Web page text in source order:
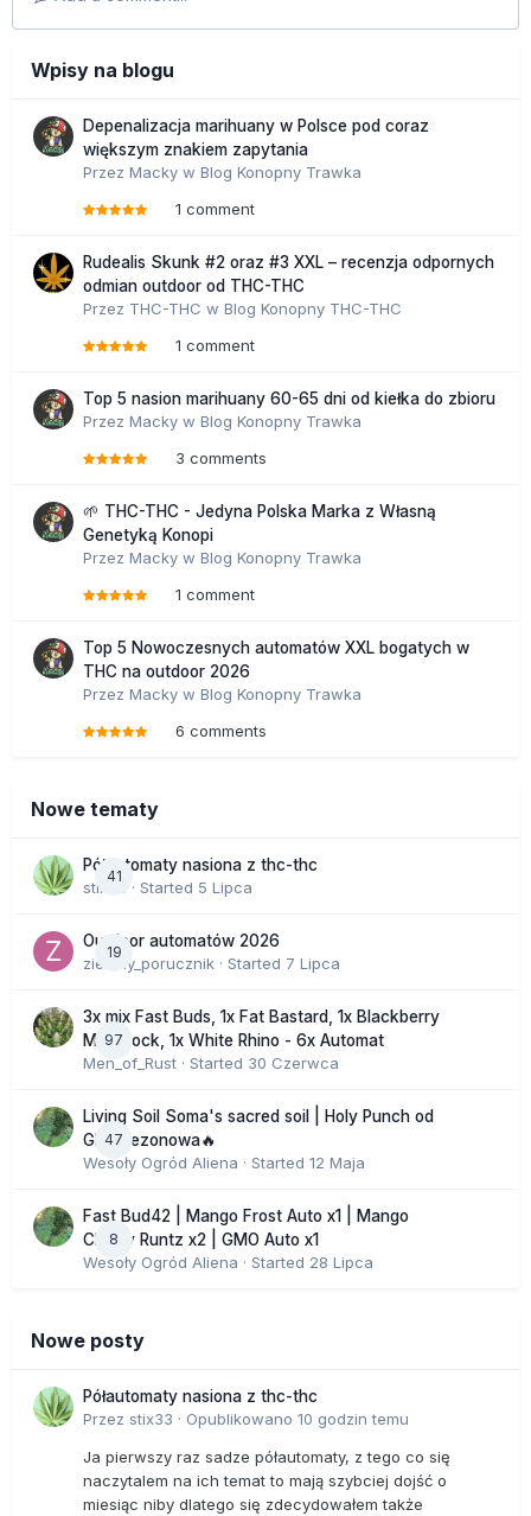
Wpisy na blogu
Depenalizacja marihuany w Polsce pod coraz
większym znakiem zapytania
Przez Macky w Blog Konopny Trawka
1 comment
Rudealis Skunk #2 oraz #3 XXL – recenzja odpornych
odmian outdoor od THC-THC
Przez THC-THC w Blog Konopny THC-THC
1 comment
Top 5 nasion marihuany 60-65 dni od kiełka do zbioru
Przez Macky w Blog Konopny Trawka
3 comments
🌱 THC-THC - Jedyna Polska Marka z Własną
Genetyką Konopi
Przez Macky w Blog Konopny Trawka
1 comment
Top 5 Nowoczesnych automatów XXL bogatych w
THC na outdoor 2026
Przez Macky w Blog Konopny Trawka
6 comments
Nowe tematy
41
Półautomaty nasiona z thc-thc
stix33 · Started 5 Lipca
19
Outdoor automatów 2026
zielony_porucznik · Started 7 Lipca
97
3x mix Fast Buds, 1x Fat Bastard, 1x Blackberry
Moonrock, 1x White Rhino - 6x Automat
Men_of_Rust · Started 30 Czerwca
47
Living Soil Soma's sacred soil | Holy Punch od
GHS sezonowa🔥
Wesoły Ogród Aliena · Started 12 Maja
8
Fast Bud42 | Mango Frost Auto x1 | Mango
Cherry Runtz x2 | GMO Auto x1
Wesoły Ogród Aliena · Started 28 Lipca
Nowe posty
Półautomaty nasiona z thc-thc
Przez stix33 · Opublikowano 10 godzin temu
Ja pierwszy raz sadze półautomaty, z tego co się
naczytalem na ich temat to mają szybciej dojść o
miesiąc niby dlatego się zdecydowałem także